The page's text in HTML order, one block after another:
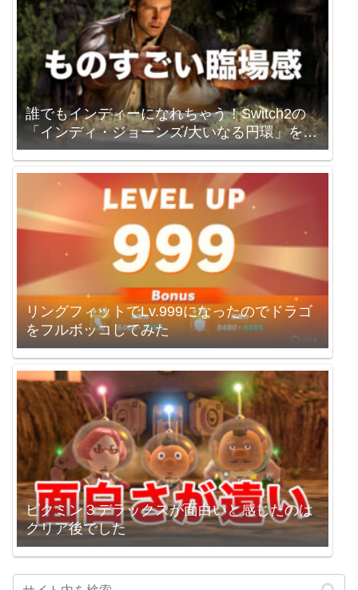
誰でもインディーになれちゃう！Switch2の
「インディ・ジョーンズ/大いなる円環」を買
いました。
リングフィットでLv.999になったのでドラゴ
をフルボッコしてみた
ピクミン３デラックスが面白いと感じたのは
クリア後でした